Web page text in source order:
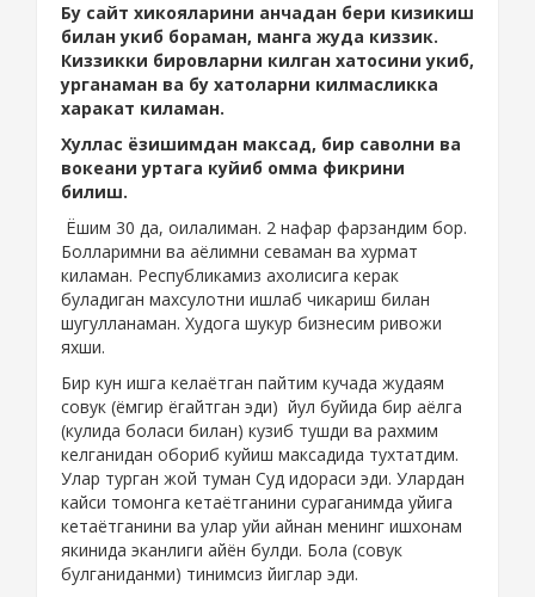
Бу сайт хикояларини анчадан бери кизикиш
билан укиб бораман, манга жуда киззик.
Киззикки бировларни килган хатосини укиб,
урганаман ва бу хатоларни килмасликка
харакат киламан.
Хуллас ёзишимдан максад, бир саволни ва
вокеани уртага куйиб омма фикрини
билиш.
Ёшим 30 да, оилалиман. 2 нафар фарзандим бор.
Болларимни ва аёлимни севаман ва хурмат
киламан. Республикамиз ахолисига керак
буладиган махсулотни ишлаб чикариш билан
шугулланаман. Худога шукур бизнесим ривожи
яхши.
Бир кун ишга келаётган пайтим кучада жудаям
совук (ёмгир ёгайтган эди) йул буйида бир аёлга
(кулида боласи билан) кузиб тушди ва рахмим
келганидан обориб куйиш максадида тухтатдим.
Улар турган жой туман Суд идораси эди. Улардан
кайси томонга кетаётганини сураганимда уйига
кетаётганини ва улар уйи айнан менинг ишхонам
якинида эканлиги айён булди. Бола (совук
булганиданми) тинимсиз йиглар эди.